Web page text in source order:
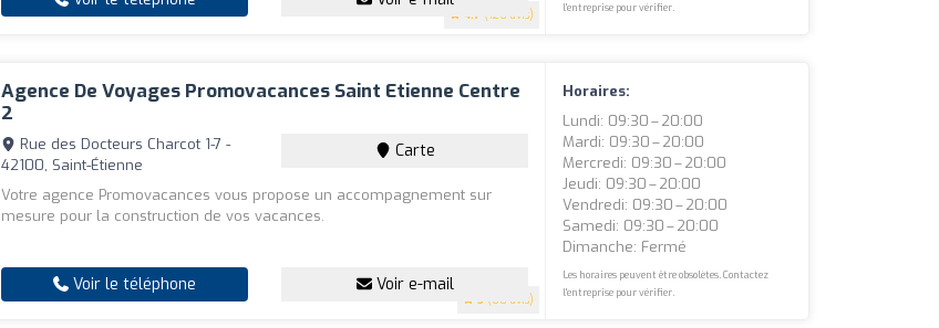
4.7 (126 avis)
l'entreprise pour vérifier.
Agence De Voyages Promovacances Saint Etienne Centre
2
5 (68 avis)
Rue des Docteurs Charcot 1-7 -
42100, Saint-Étienne
Carte
Votre agence Promovacances vous propose un accompagnement sur
mesure pour la construction de vos vacances.
Voir le téléphone Voir e-mail
Horaires:
Lundi: 09:30 – 20:00
Mardi: 09:30 – 20:00
Mercredi: 09:30 – 20:00
Jeudi: 09:30 – 20:00
Vendredi: 09:30 – 20:00
Samedi: 09:30 – 20:00
Dimanche: Fermé
Les horaires peuvent être obsolètes. Contactez
l'entreprise pour vérifier.